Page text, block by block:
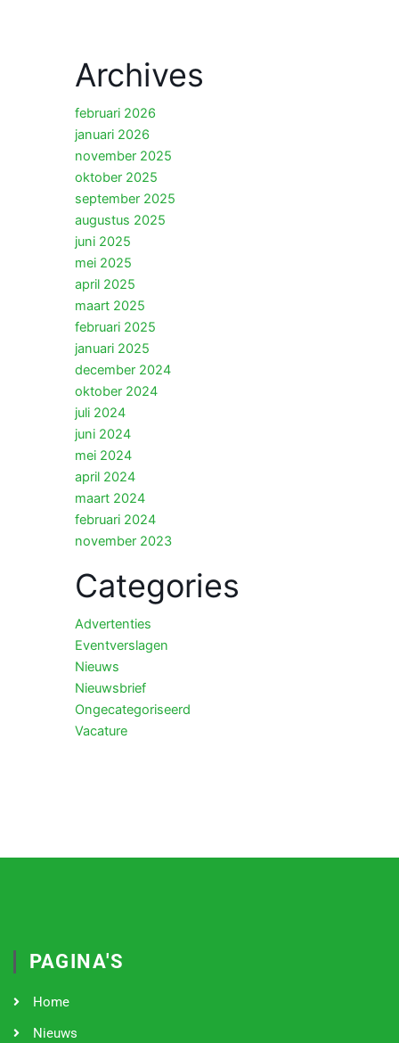
Archives
februari 2026
januari 2026
november 2025
oktober 2025
september 2025
augustus 2025
juni 2025
mei 2025
april 2025
maart 2025
februari 2025
januari 2025
december 2024
oktober 2024
juli 2024
juni 2024
mei 2024
april 2024
maart 2024
februari 2024
november 2023
Categories
Advertenties
Eventverslagen
Nieuws
Nieuwsbrief
Ongecategoriseerd
Vacature
PAGINA'S
Home
Nieuws